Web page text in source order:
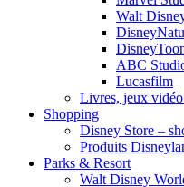
Walt
ABC
Lucasfilm
Livres, jeux
Shopping
Disney Store –
Produits
Parks & Resort
Walt Disney